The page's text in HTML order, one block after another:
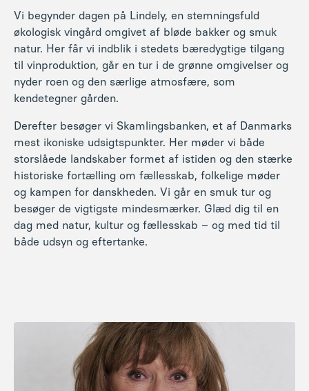
Derefter besøger vi Skamlingsbanken, et af Danmarks
mest ikoniske udsigtspunkter. Her møder vi både
storslåede landskaber formet af istiden og den stærke
historiske fortælling om fællesskab, folkelige møder
og kampen for danskheden. Vi går en smuk tur og
besøger de vigtigste mindesmærker. Glæd dig til en
dag med natur, kultur og fællesskab – og med tid til
både udsyn og eftertanke.